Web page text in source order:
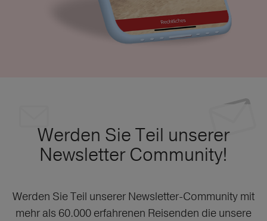
Werden Sie Teil unserer
Newsletter Community!
Werden Sie Teil unserer Newsletter-Community mit
mehr als 60.000 erfahrenen Reisenden die unsere